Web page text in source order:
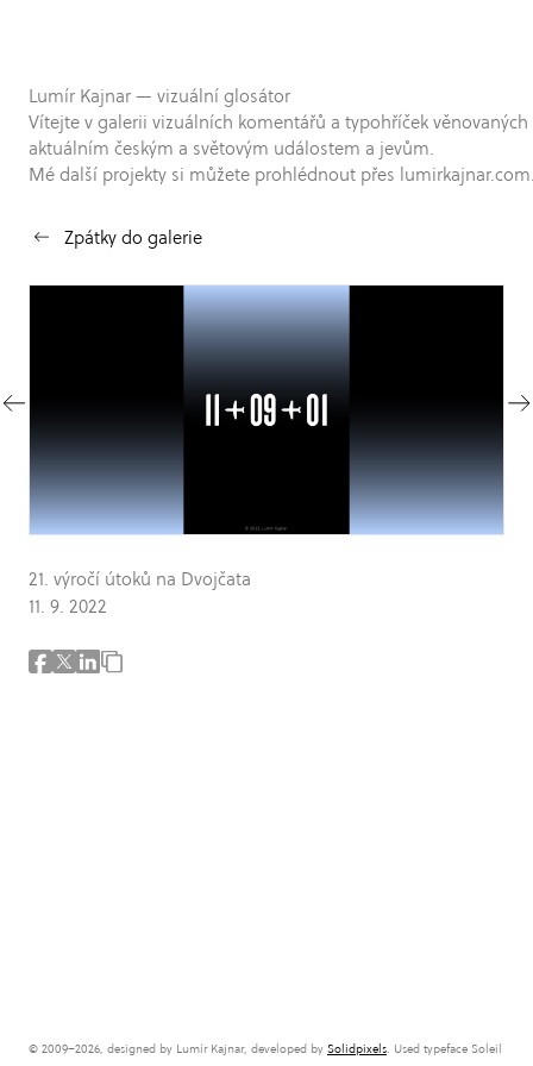
Lumír Kajnar — vizuální glosátor
Vítejte v galerii vizuálních komentářů a typohříček věnovaných
aktuálním českým a světovým událostem a jevům.
Mé další projekty si můžete prohlédnout přes
Zpátky do galerie
21. výročí útoků na Dvojčata
11. 9. 2022
© 2009–2026, designed by Lumír Kajnar, developed by Solidpixels. Used typeface Soleil